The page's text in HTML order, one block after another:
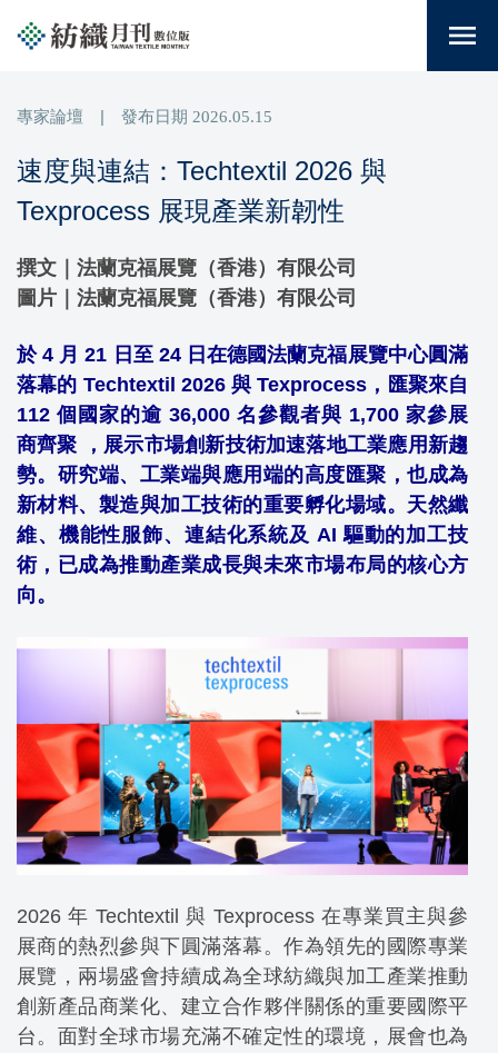
menu
專家論壇 | 發布日期 2026.05.15
速度與連結：Techtextil 2026 與
Texprocess 展現產業新韌性
撰文｜法蘭克福展覽（香港）有限公司
圖片｜法蘭克福展覽（香港）有限公司
於4 月 21 日至 24 日在德國法蘭克福展覽中心圓滿
落幕的 Techtextil 2026 與 Texprocess，匯聚來自
112 個國家的逾 36,000 名參觀者與 1,700 家參展
商齊聚 ，展示市場創新技術加速落地工業應用新趨
勢。研究端、工業端與應用端的高度匯聚，也成為
新材料、製造與加工技術的重要孵化場域。天然纖
維、機能性服飾、連結化系統及 AI 驅動的加工技
術，已成為推動產業成長與未來市場布局的核心方
向。
2026 年 Techtextil 與 Texprocess 在專業買主與參
展商的熱烈參與下圓滿落幕。作為領先的國際專業
展覽，兩場盛會持續成為全球紡織與加工產業推動
創新產品商業化、建立合作夥伴關係的重要國際平
台。面對全球市場充滿不確定性的環境，展會也為